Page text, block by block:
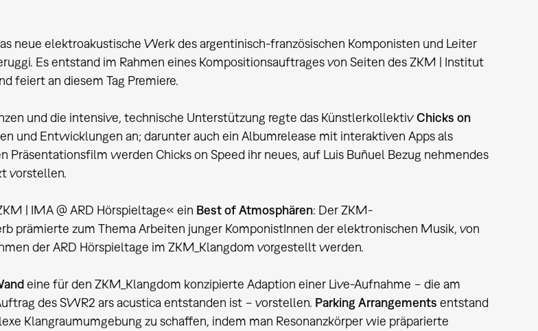
neue elektroakustische Werk des argentinisch-französischen Komponisten und Leiter
Es entstand im Rahmen eines Kompositionsauftrages von Seiten des ZKM | Institut
feiert an diesem Tag Premiere.
und die intensive, technische Unterstützung regte das KünstlerkollektivChicks on
und Entwicklungen an; darunter auch ein Albumrelease mit interaktiven Apps als
Präsentationsfilm werden Chicks on Speed ihr neues, auf Luis Buñuel Bezug nehmendes
vorstellen.
| IMA @ ARD Hörspieltage« ein Best of Atmosphären: Der ZKM-
prämierte zum Thema Arbeiten junger KomponistInnen der elektronischen Musik, von
der ARD Hörspieltage im ZKM_Klangdom vorgestellt werden.
eine für den ZKM_Klangdom konzipierte Adaption einer Live-Aufnahme − die am
des SWR2 ars acustica entstanden ist − vorstellen. Parking Arrangements entstand
Klangraumumgebung zu schaffen, indem man Resonanzkörper wie präparierte